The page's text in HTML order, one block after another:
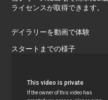
ライセンスが取得できます。
デイラリーを動画で体験
スタートまでの様子